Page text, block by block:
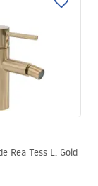
Rea Tess L. Gold